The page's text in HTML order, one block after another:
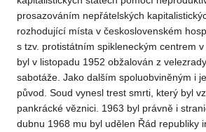
prosazováním nepřátelských
rozhodující místa v československém
s tzv. protistátním spikleneckým centrem
byl v listopadu 1952 obžalován z
sabotáže. Jako dalším spoluobviněným i
původ. Soud vynesl trest smrti, který byl
pankrácké věznici. 1963 byl právně i
dubnu 1968 mu byl udělen Řád republiky